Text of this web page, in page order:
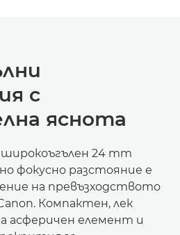
с
яснота
24 mm
фокусно разстояние е
на превъзходството
Компактен, лек
асферичен елемент и